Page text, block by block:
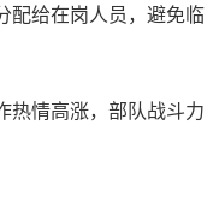
配给在岗人员，避免临
热情高涨，部队战斗力